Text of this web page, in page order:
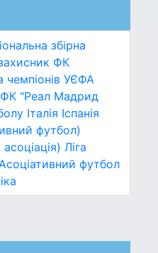
збірна
ФК
чемпіонів УЄФА
ФК "Реал Мадрид
Італія Іспанія
футбол)
Ліга
футбол